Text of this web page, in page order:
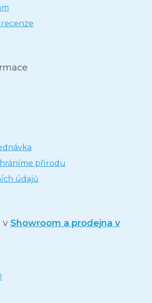
přírodu
údajů
v Showroom a prodejna v